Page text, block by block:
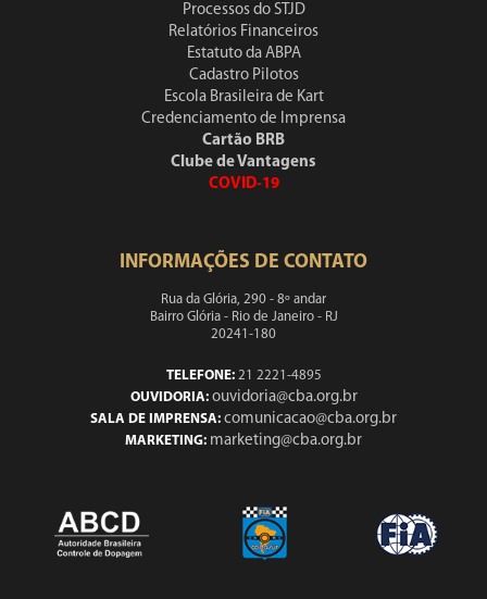
Processos do STJD
Relatórios Financeiros
Estatuto da ABPA
Cadastro Pilotos
Escola Brasileira de Kart
Credenciamento de Imprensa
Cartão BRB
Clube de Vantagens
COVID-19
INFORMAÇÕES DE CONTATO
Rua da Glória, 290 - 8º andar
Bairro Glória - Rio de Janeiro - RJ
20241-180
TELEFONE:21 2221-4895
OUVIDORIA: ouvidoria@cba.org.br
SALA DE IMPRENSA: comunicacao@cba.org.br
MARKETING: marketing@cba.org.br